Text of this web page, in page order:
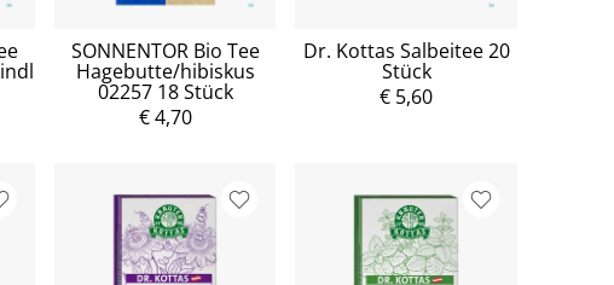
SONNENTOR Bio Tee
Hagebutte/hibiskus
02257 18 Stück
€ 4,70
Dr. Kottas Salbeitee 20
Stück
€ 5,60